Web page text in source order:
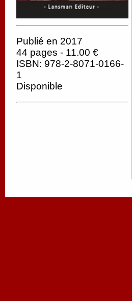
Publié en 2017
44 pages - 11.00 €
ISBN: 978-2-8071-0166-
1
Disponible